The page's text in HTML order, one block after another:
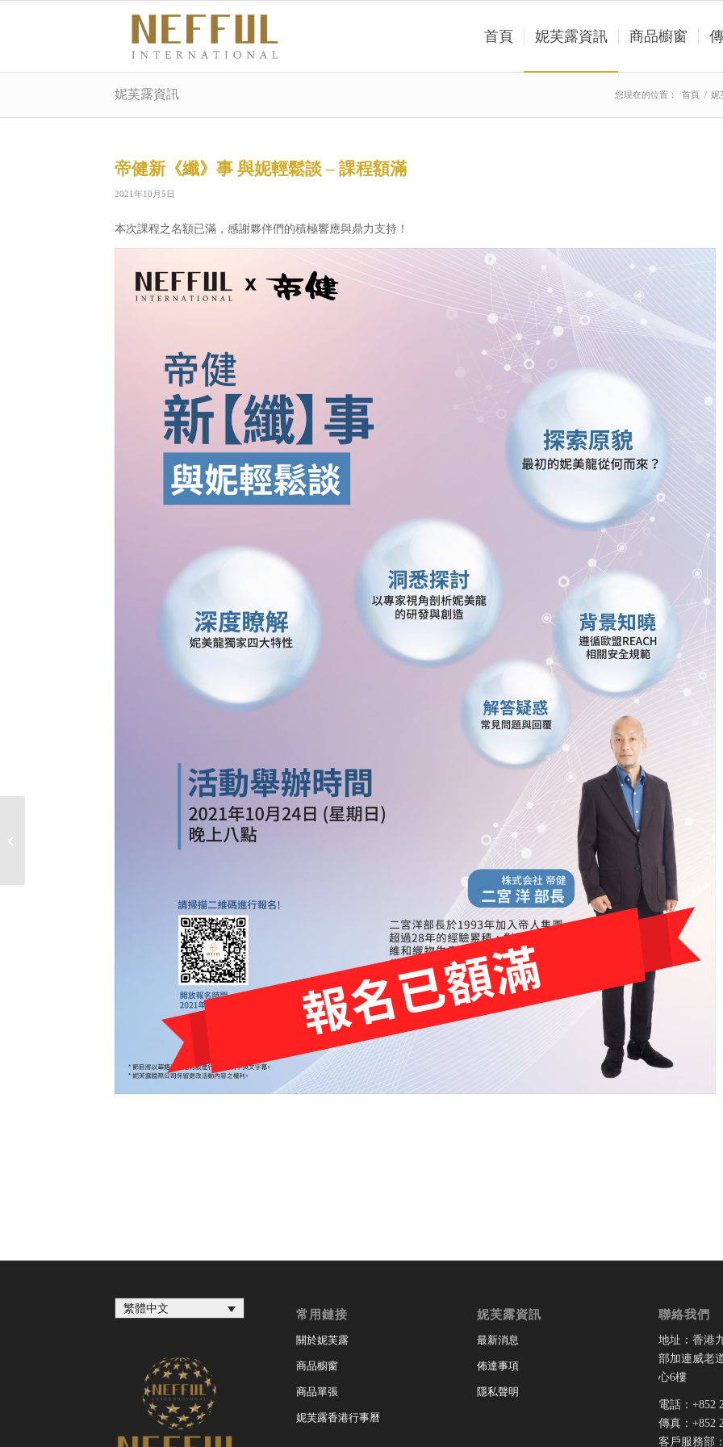
首頁 妮芙露資訊 商品櫥窗
妮芙露資訊 您現在的位置： 首頁 / 妮
帝健新《纖》事 與妮輕鬆談 – 課程額滿
2021年10月5日
本次課程之名額已滿，感謝夥伴們的積極響應與鼎力支持！​
繁體中文 常用鏈接
關於妮芙露
商品櫥窗
商品單張
妮芙露香港行事曆
妮芙露資訊
最新消息
佈達事項
隱私聲明
聯絡我們
地址：香港
部加連威老
心6樓
電話：+852
傳真：+852
客戶服務部
2021年10月妮的新《纖》生活滿額禮